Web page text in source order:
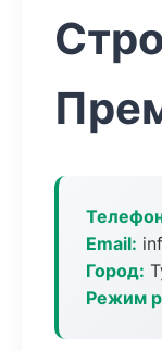
Email:
Город:
Режим